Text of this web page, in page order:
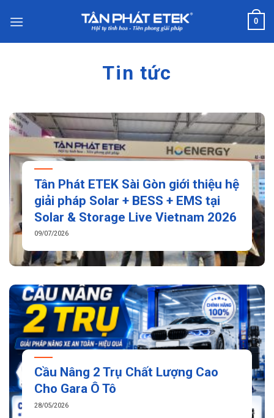
đến
0
Tin tức
Tân Phát ETEK Sài Gòn giới thiệu hệ
giải pháp Solar + BESS + EMS tại
Solar & Storage Live Vietnam 2026
09/07/2026
Cầu Nâng 2 Trụ Chất Lượng Cao
Cho Gara Ô Tô
28/05/2026